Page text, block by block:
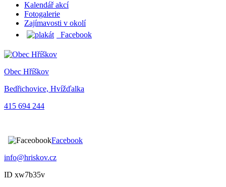
Kalendář akcí
Fotogalerie
Zajímavosti v okolí
Facebook
Obec Hříškov
Bedřichovice, Hvížďalka
415 694 244
Facebook
info@hriskov.cz
ID xw7b35v